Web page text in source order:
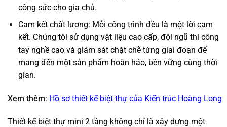
công sức cho gia chủ.
Cam kết chất lượng: Mỗi công trình đều là một lời cam
kết. Chúng tôi sử dụng vật liệu cao cấp, đội ngũ thi công
tay nghề cao và giám sát chặt chẽ từng giai đoạn để
mang đến một sản phẩm hoàn hảo, bền vững cùng thời
gian.
Xem thêm: Hồ sơ thiết kế biệt thự của Kiến trúc Hoàng Long
Thiết kế biệt thự mini 2 tầng không chỉ là xây dựng một